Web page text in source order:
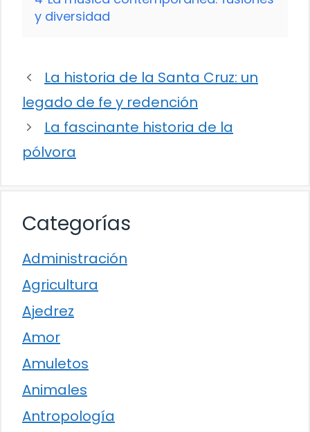
y diversidad
La historia de la Santa Cruz: un
legado de fe y redención
La fascinante historia de la
pólvora
Categorías
Administración
Agricultura
Ajedrez
Amor
Amuletos
Animales
Antropología